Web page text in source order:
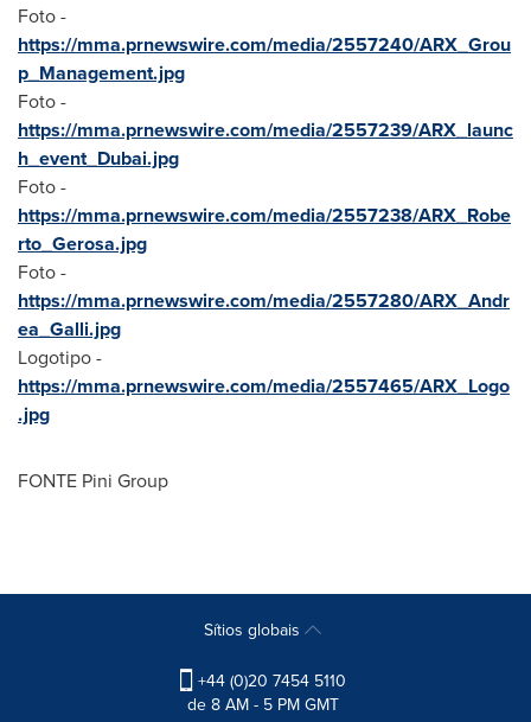
Foto -
https://mma.prnewswire.com/media/2557240/ARX_Grou
p_Management.jpg
Foto -
https://mma.prnewswire.com/media/2557239/ARX_launc
h_event_Dubai.jpg
Foto -
https://mma.prnewswire.com/media/2557238/ARX_Robe
rto_Gerosa.jpg
Foto -
https://mma.prnewswire.com/media/2557280/ARX_Andr
ea_Galli.jpg
Logotipo -
https://mma.prnewswire.com/media/2557465/ARX_Logo
.jpg
FONTE Pini Group
Sítios globais
+44 (0)20 7454 5110
de 8 AM - 5 PM GMT